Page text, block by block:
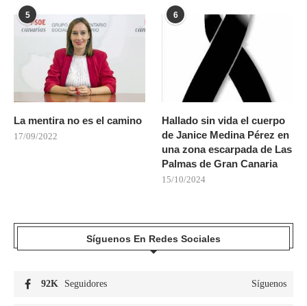
5
La mentira no es el camino
17/09/2022
6
Hallado sin vida el cuerpo
de Janice Medina Pérez en
una zona escarpada de Las
Palmas de Gran Canaria
15/10/2024
Síguenos En Redes Sociales
92K Seguidores Síguenos